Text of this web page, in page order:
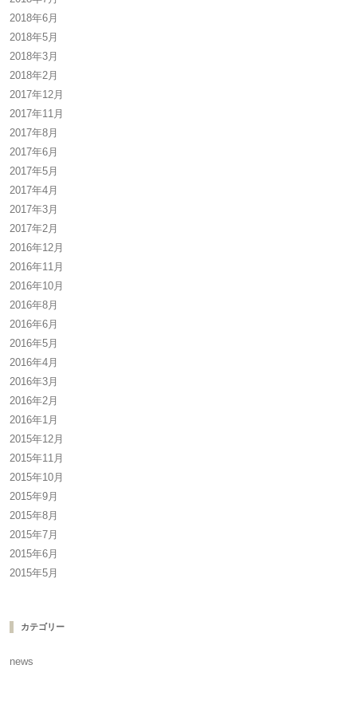
2018年6月
2018年5月
2018年3月
2018年2月
2017年12月
2017年11月
2017年8月
2017年6月
2017年5月
2017年4月
2017年3月
2017年2月
2016年12月
2016年11月
2016年10月
2016年8月
2016年6月
2016年5月
2016年4月
2016年3月
2016年2月
2016年1月
2015年12月
2015年11月
2015年10月
2015年9月
2015年8月
2015年7月
2015年6月
2015年5月
カテゴリー
news